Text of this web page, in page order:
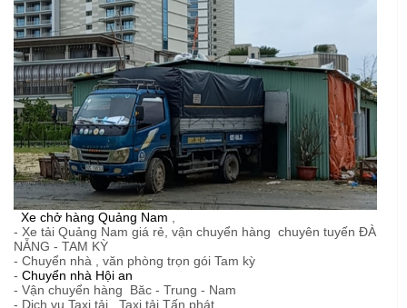
Xe chở hàng Quảng Nam
- Xe tải Quảng Nam giá rẻ, vận chuyển hàng chuyên tuyến ĐÀ
NẴNG - TAM KỲ
- Chuyển nhà , văn phòng trọn gói Tam kỳ
- Chuyển nhà Hội an
- Vận chuyển hàng Băc - Trung - Nam
- Dịch vụ Taxi tải , Taxi tải Tấn phát